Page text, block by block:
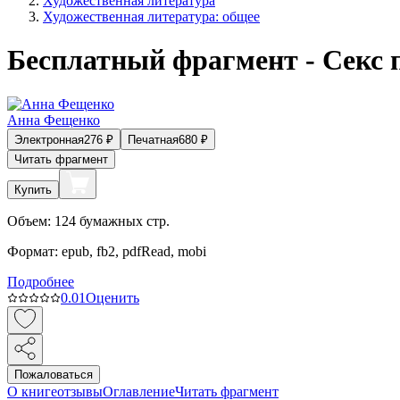
Художественная литература: общее
Бесплатный фрагмент - Секс
Анна Фещенко
Электронная276 ₽ Печатная680 ₽
Читать фрагмент
Купить
Объем: 124 бумажных стр.
Формат: epub, fb2, pdfRead, mobi
Подробнее
0.01Оценить
Пожаловаться
О книгеотзывыОглавлениеЧитать фрагмент